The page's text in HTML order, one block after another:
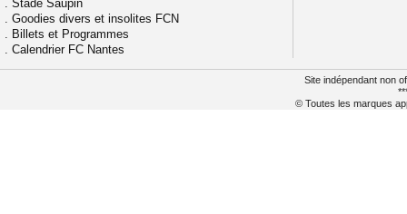
. Stade Saupin
. Goodies divers et insolites FCN
. Billets et Programmes
. Calendrier FC Nantes
Site indépendant non
© Toutes les marques